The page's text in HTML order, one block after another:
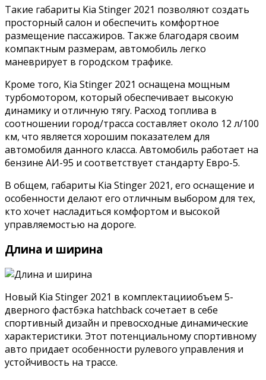
Такие габариты Kia Stinger 2021 позволяют создать
просторный салон и обеспечить комфортное
размещение пассажиров. Также благодаря своим
компактным размерам, автомобиль легко
маневрирует в городском трафике.
Кроме того, Kia Stinger 2021 оснащена мощным
турбомотором, который обеспечивает высокую
динамику и отличную тягу. Расход топлива в
соотношении город/трасса составляет около 12 л/100
км, что является хорошим показателем для
автомобиля данного класса. Автомобиль работает на
бензине АИ-95 и соответствует стандарту Евро-5.
В общем, габариты Kia Stinger 2021, его оснащение и
особенности делают его отличным выбором для тех,
кто хочет насладиться комфортом и высокой
управляемостью на дороге.
Длина и ширина
Новый Kia Stinger 2021 в комплектацииобъем 5-
дверного фастбэка hatchback сочетает в себе
спортивный дизайн и превосходные динамические
характеристики. Этот потенциальному спортивному
авто придает особенности рулевого управления и
устойчивость на трассе.